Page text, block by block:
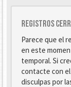
Registros
Parece que el
en este
temporal. Si
contacte con
disculpas por